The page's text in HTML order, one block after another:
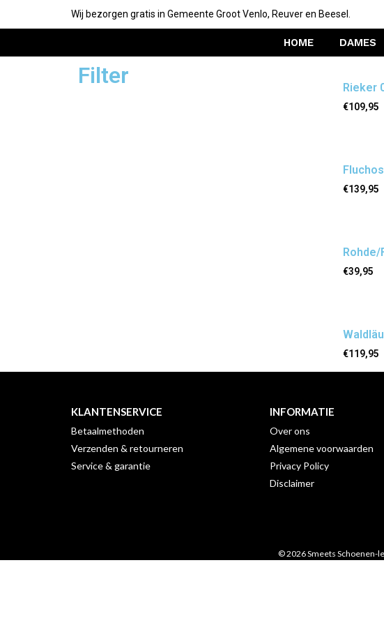
Wij bezorgen gratis in Gemeente Groot Venlo, Reuver en Beesel.
HOME DAMES
Filter Rieker
€109,95
€139,95
Rohde/
€39,95
€119,95
KLANTENSERVICE
Betaalmethoden
Verzenden & retourneren
Service & garantie
INFORMATIE
Over ons
Algemene voorwaarden
Privacy Policy
Disclaimer
© 2026 Smeets Schoenen-